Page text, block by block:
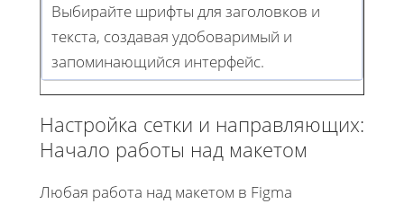
Выбирайте шрифты для заголовков и
текста, создавая удобоваримый и
запоминающийся интерфейс.
Настройка сетки и направляющих:
Начало работы над макетом
Любая работа над макетом в Figma